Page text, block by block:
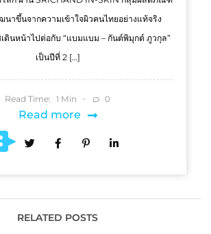
าขึ้นจากความเข้าใจผิวคนไทยอย่างแท้จริง
ดินหน้าไปต่อกับ “แบมแบม – กันต์พิมุกต์ ภูวกุล”
เป็นปีที่ 2 […]
Read Time: 1 Min 0
Read more
RELATED POSTS